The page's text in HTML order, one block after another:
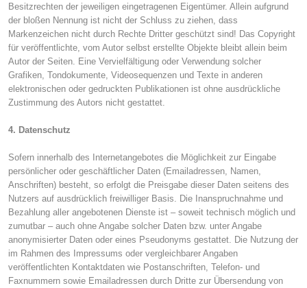
Besitzrechten der jeweiligen eingetragenen Eigentümer. Allein aufgrund
der bloßen Nennung ist nicht der Schluss zu ziehen, dass
Markenzeichen nicht durch Rechte Dritter geschützt sind! Das Copyright
für veröffentlichte, vom Autor selbst erstellte Objekte bleibt allein beim
Autor der Seiten. Eine Vervielfältigung oder Verwendung solcher
Grafiken, Tondokumente, Videosequenzen und Texte in anderen
elektronischen oder gedruckten Publikationen ist ohne ausdrückliche
Zustimmung des Autors nicht gestattet.
4. Datenschutz
Sofern innerhalb des Internetangebotes die Möglichkeit zur Eingabe
persönlicher oder geschäftlicher Daten (Emailadressen, Namen,
Anschriften) besteht, so erfolgt die Preisgabe dieser Daten seitens des
Nutzers auf ausdrücklich freiwilliger Basis. Die Inanspruchnahme und
Bezahlung aller angebotenen Dienste ist – soweit technisch möglich und
zumutbar – auch ohne Angabe solcher Daten bzw. unter Angabe
anonymisierter Daten oder eines Pseudonyms gestattet. Die Nutzung der
im Rahmen des Impressums oder vergleichbarer Angaben
veröffentlichten Kontaktdaten wie Postanschriften, Telefon- und
Faxnummern sowie Emailadressen durch Dritte zur Übersendung von